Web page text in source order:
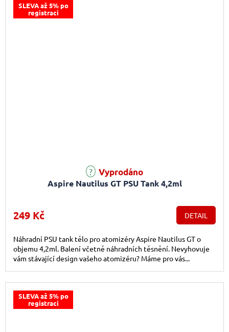
SLEVA až 5% po
registraci
Aspire Nautilus GT PSU Tank 4,2ml
Vyprodáno
249 Kč DETAIL
Náhradní PSU tank tělo pro atomizéry Aspire Nautilus GT o
objemu 4,2ml. Balení včetně náhradních těsnění. Nevyhovuje
vám stávající design vašeho atomizéru? Máme pro vás...
SLEVA až 5% po
registraci